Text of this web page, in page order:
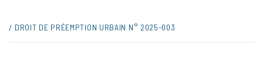
DROIT DE PRÉEMPTION URBAIN N° 2025-003